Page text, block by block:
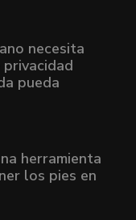
necesita
pueda
herramienta
los pies en